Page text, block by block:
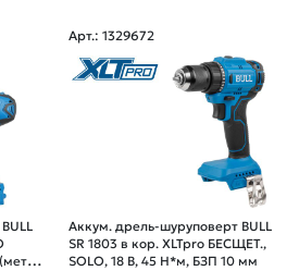
Арт.: 1329672
Аккум. дрель-шуруповерт BULL
SR 1803 в кор. XLTpro БЕСЩЕТ.,
SOLO, 18 В, 45 Н*м, БЗП 10 мм